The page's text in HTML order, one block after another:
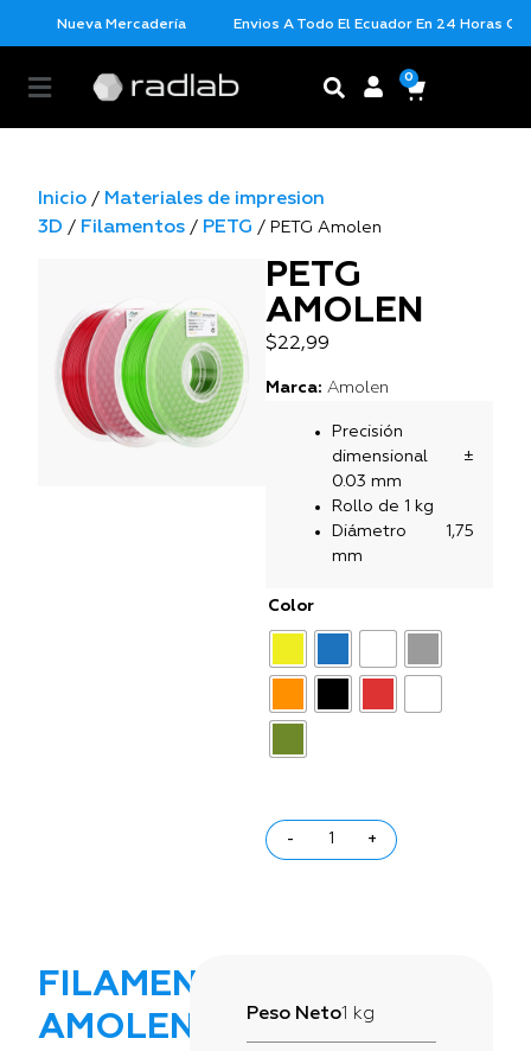
Nueva Mercadería Envios A Todo El Ecuador En 24 Horas Con
0
Inicio / Materiales de impresion
3D / Filamentos / PETG / PETG Amolen
PETG
AMOLEN
$22,99
Marca: Amolen
Precisión
dimensional ±
0.03 mm
Rollo de 1 kg
Diámetro 1,75
mm
Color
- +
FILAMENTO
AMOLEN
Peso Neto1 kg